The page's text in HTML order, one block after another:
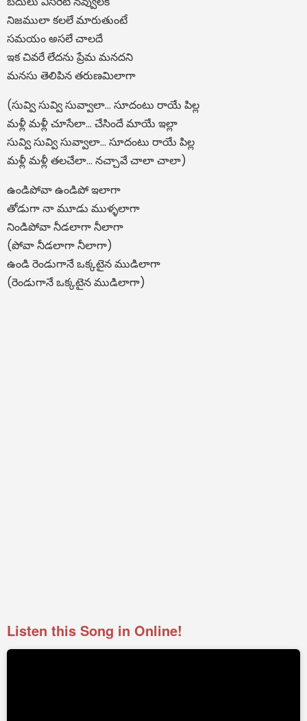
నిజములా కలలే మారుతుంటే
సమయం అసలే చాలదే
ఇక చివరే లేదను ప్రేమ మనదని
మనసు తెలిపిన తరుణమిలాగా
(సువ్వి సువ్వి సువ్వాలా… సూదంటు రాయే పిల్ల
మళ్లీ మళ్లీ చూసేలా… చేసిందే మాయే ఇల్లా
సువ్వి సువ్వి సువ్వాలా… సూదంటు రాయే పిల్ల
మళ్లీ మళ్లీ తలచేలా… నచ్చావే చాలా చాలా)
ఉండిపోవా ఉండిపో ఇలాగా
తోడుగా నా మూడు ముళ్ళలాగా
నిండిపోవా నీడలాగా నీలాగా
(పోవా నీడలాగా నీలాగా)
ఉండి రెండుగానే ఒక్కటైన ముడిలాగా
(రెండుగానే ఒక్కటైన ముడిలాగా)
Listen this Song in Online!